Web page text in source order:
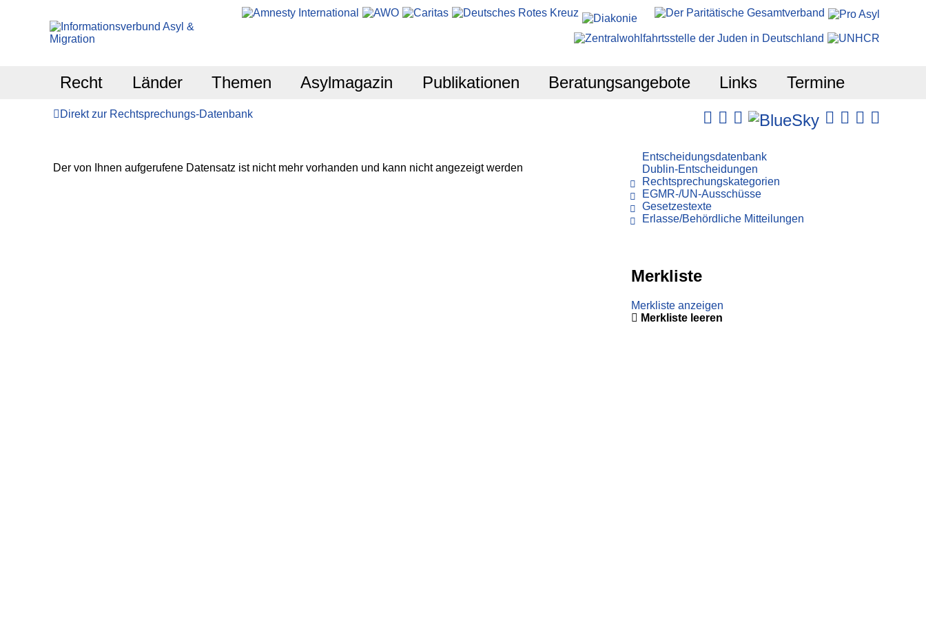
Recht Länder Themen Asylmagazin Publikationen Beratungsangebote Links Termine
Direkt zur Rechtsprechungs-Datenbank
Der von Ihnen aufgerufene Datensatz ist nicht mehr vorhanden und kann nicht angezeigt werden
Entscheidungsdatenbank
Dublin-Entscheidungen
Rechtsprechungskategorien
EGMR-/UN-Ausschüsse
Gesetzestexte
Erlasse/Behördliche Mitteilungen
Merkliste
Merkliste anzeigen
Merkliste leeren